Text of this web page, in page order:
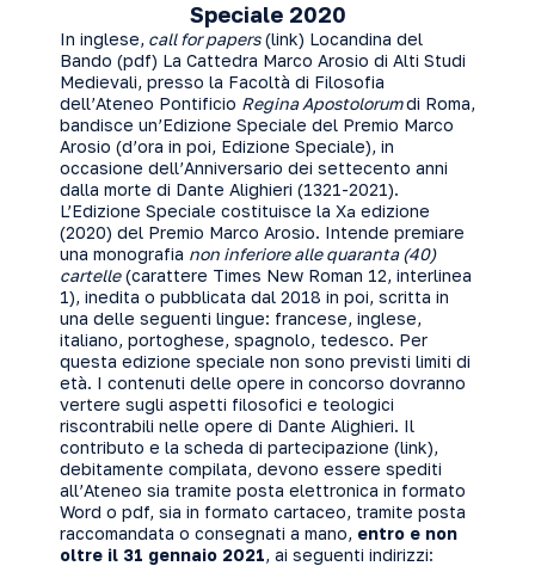
Speciale 2020
In inglese, call for papers(link) Locandina del
Bando (pdf) La Cattedra Marco Arosio di Alti Studi
Medievali, presso la Facoltà di Filosofia
dell’Ateneo Pontificio Regina Apostolorumdi Roma,
bandisce un’Edizione Speciale del Premio Marco
Arosio (d’ora in poi, Edizione Speciale), in
occasione dell’Anniversario dei settecento anni
dalla morte di Dante Alighieri (1321-2021).
L’Edizione Speciale costituisce la Xª edizione
(2020) del Premio Marco Arosio. Intende premiare
una monografia non inferiore alle quaranta (40)
cartelle(carattere Times New Roman 12, interlinea
1), inedita o pubblicata dal 2018 in poi, scritta in
una delle seguenti lingue: francese, inglese,
italiano, portoghese, spagnolo, tedesco. Per
questa edizione speciale non sono previsti limiti di
età. I contenuti delle opere in concorso dovranno
vertere sugli aspetti filosofici e teologici
riscontrabili nelle opere di Dante Alighieri. Il
contributo e la scheda di partecipazione (link),
debitamente compilata, devono essere spediti
all’Ateneo sia tramite posta elettronica in formato
Word o pdf, sia in formato cartaceo, tramite posta
raccomandata o consegnati a mano, entro e non
oltre il 31 gennaio 2021, ai seguenti indirizzi: